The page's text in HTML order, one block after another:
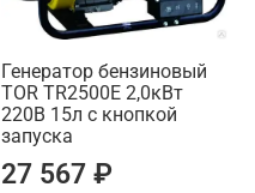
Генератор бензиновый
TOR TR2500E 2,0кВт
220В 15л с кнопкой
запуска
27 567 ₽